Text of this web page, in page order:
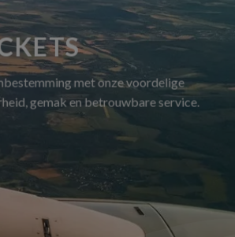
met onze voordelige
gemak en betrouwbare service.